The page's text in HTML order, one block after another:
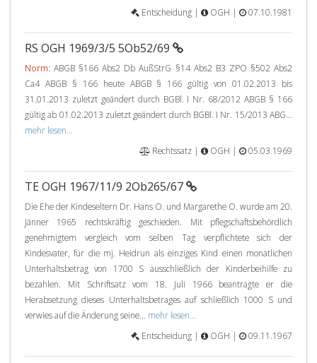
Entscheidung |
OGH | 07.10.1981
RS OGH 1969/3/5 5Ob52/69
Norm: ABGB §166 Abs2 Db AußStrG §14 Abs2 B3 ZPO §502 Abs2
Ca4 ABGB § 166 heute ABGB § 166 gültig von 01.02.2013 bis
31.01.2013 zuletzt geändert durch BGBl. I Nr. 68/2012 ABGB § 166
gültig ab 01.02.2013 zuletzt geändert durch BGBl. I Nr. 15/2013 ABG...
mehr lesen...
Rechtssatz |
OGH | 05.03.1969
TE OGH 1967/11/9 2Ob265/67
Die Ehe der Kindeseltern Dr. Hans O. und Margarethe O. wurde am 20.
Jänner 1965 rechtskräftig geschieden. Mit pflegschaftsbehördlich
genehmigtem vergleich vom selben Tag verpflichtete sich der
Kindesvater, für die mj. Heidrun als einziges Kind einen monatlichen
Unterhaltsbetrag von 1700 S ausschließlich der Kinderbeihilfe zu
bezahlen. Mit Schriftsatz vom 18. Juli 1966 beantragte er die
Herabsetzung dieses Unterhaltsbetrages auf schließlich 1000 S und
verwies auf die Änderung seine... mehr lesen...
Entscheidung |
OGH | 09.11.1967